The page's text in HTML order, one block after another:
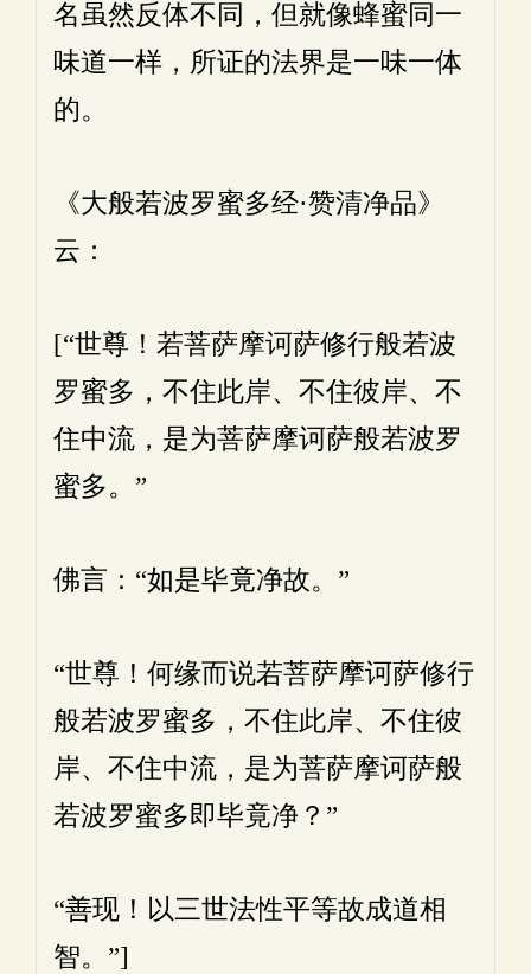
名虽然反体不同，但就像蜂蜜同一
味道一样，所证的法界是一味一体
的。
《大般若波罗蜜多经·赞清净品》
云：
[“世尊！若菩萨摩诃萨修行般若波
罗蜜多，不住此岸、不住彼岸、不
住中流，是为菩萨摩诃萨般若波罗
蜜多。”
佛言：“如是毕竟净故。”
“世尊！何缘而说若菩萨摩诃萨修行
般若波罗蜜多，不住此岸、不住彼
岸、不住中流，是为菩萨摩诃萨般
若波罗蜜多即毕竟净？”
“善现！以三世法性平等故成道相
智。”]